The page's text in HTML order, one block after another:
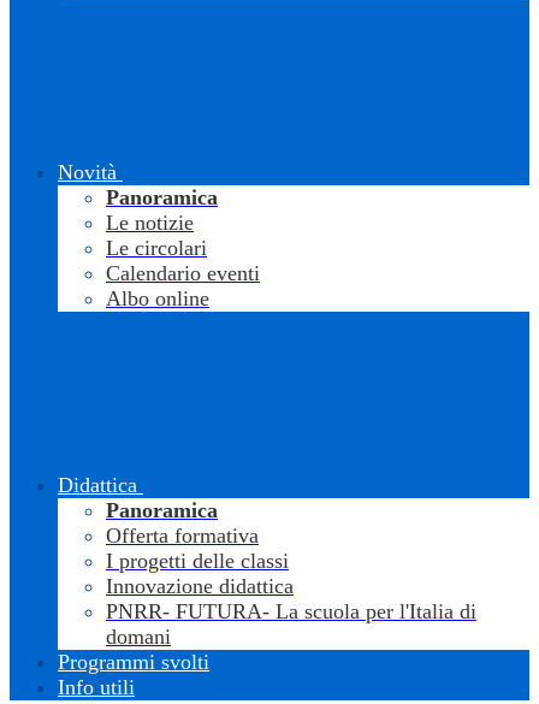
Novità
Panoramica
Le notizie
Le circolari
Calendario eventi
Albo online
Didattica
Panoramica
Offerta formativa
I progetti delle classi
Innovazione didattica
PNRR- FUTURA- La scuola per l'Italia di
domani
Programmi svolti
Info utili